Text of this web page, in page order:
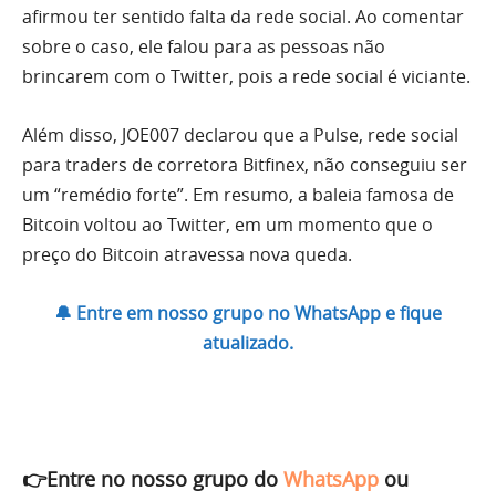
afirmou ter sentido falta da rede social. Ao comentar
sobre o caso, ele falou para as pessoas não
brincarem com o Twitter, pois a rede social é viciante.
Além disso, JOE007 declarou que a Pulse, rede social
para traders de corretora Bitfinex, não conseguiu ser
um “remédio forte”. Em resumo, a baleia famosa de
Bitcoin voltou ao Twitter, em um momento que o
preço do Bitcoin atravessa nova queda.
🔔 Entre em nosso grupo no WhatsApp e fique
atualizado.
👉Entre no nosso grupo do WhatsApp ou